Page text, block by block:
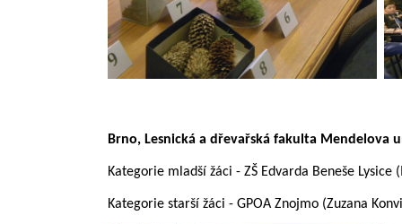
Brno, Lesnická a dřevařská fakulta Mendelova
Kategorie mladší žáci - ZŠ Edvarda Beneše
Kategorie starší žáci - GPOA Znojmo (Zuzana